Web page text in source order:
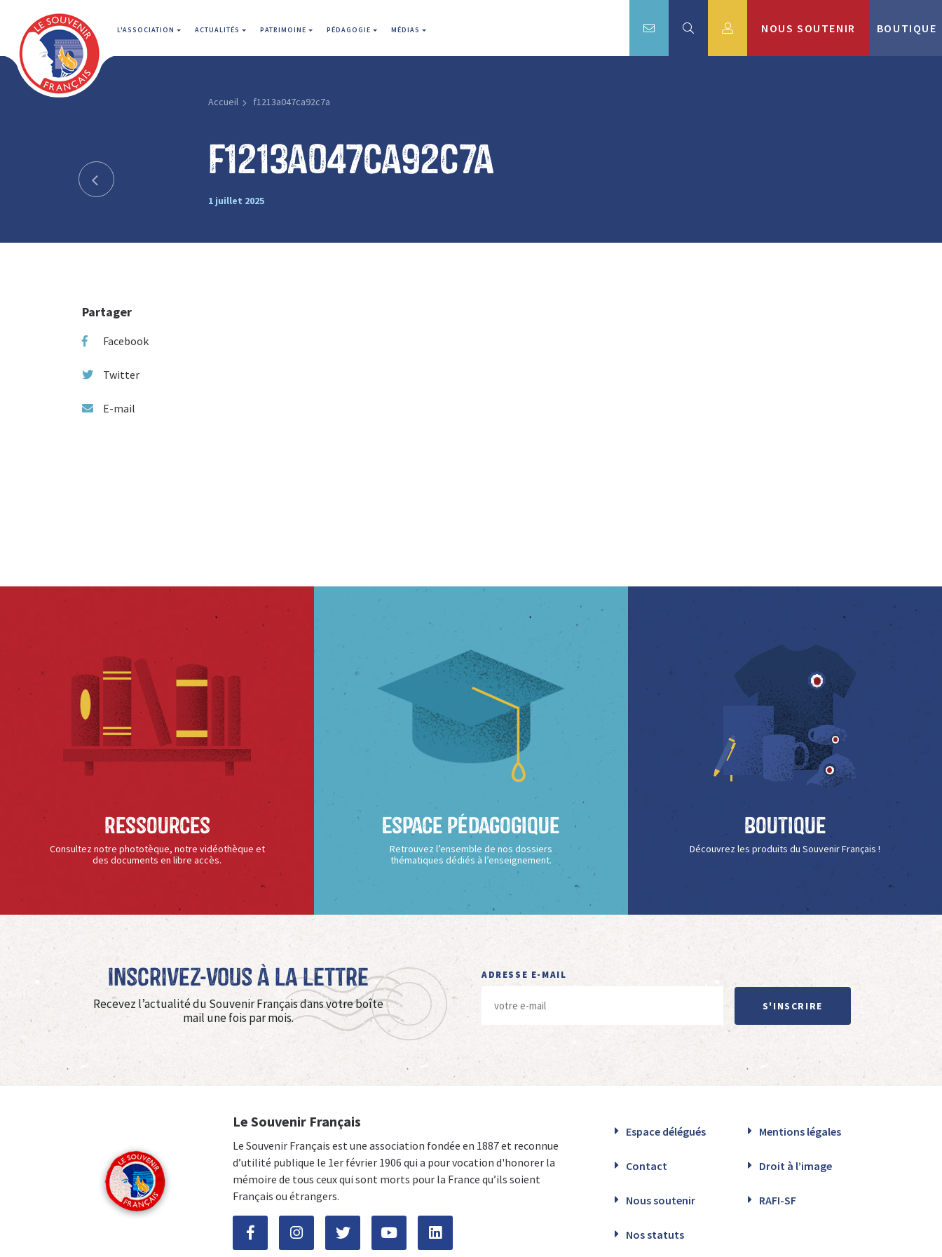
L'ASSOCIATION ACTUALITÉS PATRIMOINE PÉDAGOGIE MÉDIAS NOUS SOUTENIR BOUTIQUE
Accueil f1213a047ca92c7a
f1213a047ca92c7a
1 juillet 2025
Partager
Facebook
Twitter
E-mail
Ressources
Consultez notre phototèque, notre vidéothèque et
des documents en libre accès.
Espace Pédagogique
Retrouvez l’ensemble de nos dossiers
thématiques dédiés à l’enseignement.
Boutique
Découvrez les produits du Souvenir Français !
Inscrivez-vous à La Lettre
Recevez l’actualité du Souvenir Français dans votre boîte
mail une fois par mois.
ADRESSE E-MAIL
S'INSCRIRE
Le Souvenir Français
Le Souvenir Français est une association fondée en 1887 et reconnue
d’utilité publique le 1er février 1906 qui a pour vocation d'honorer la
mémoire de tous ceux qui sont morts pour la France qu’ils soient
Français ou étrangers.
Espace délégués Mentions légales
Contact Droit à l’image
Nous soutenir RAFI-SF
Nos statuts